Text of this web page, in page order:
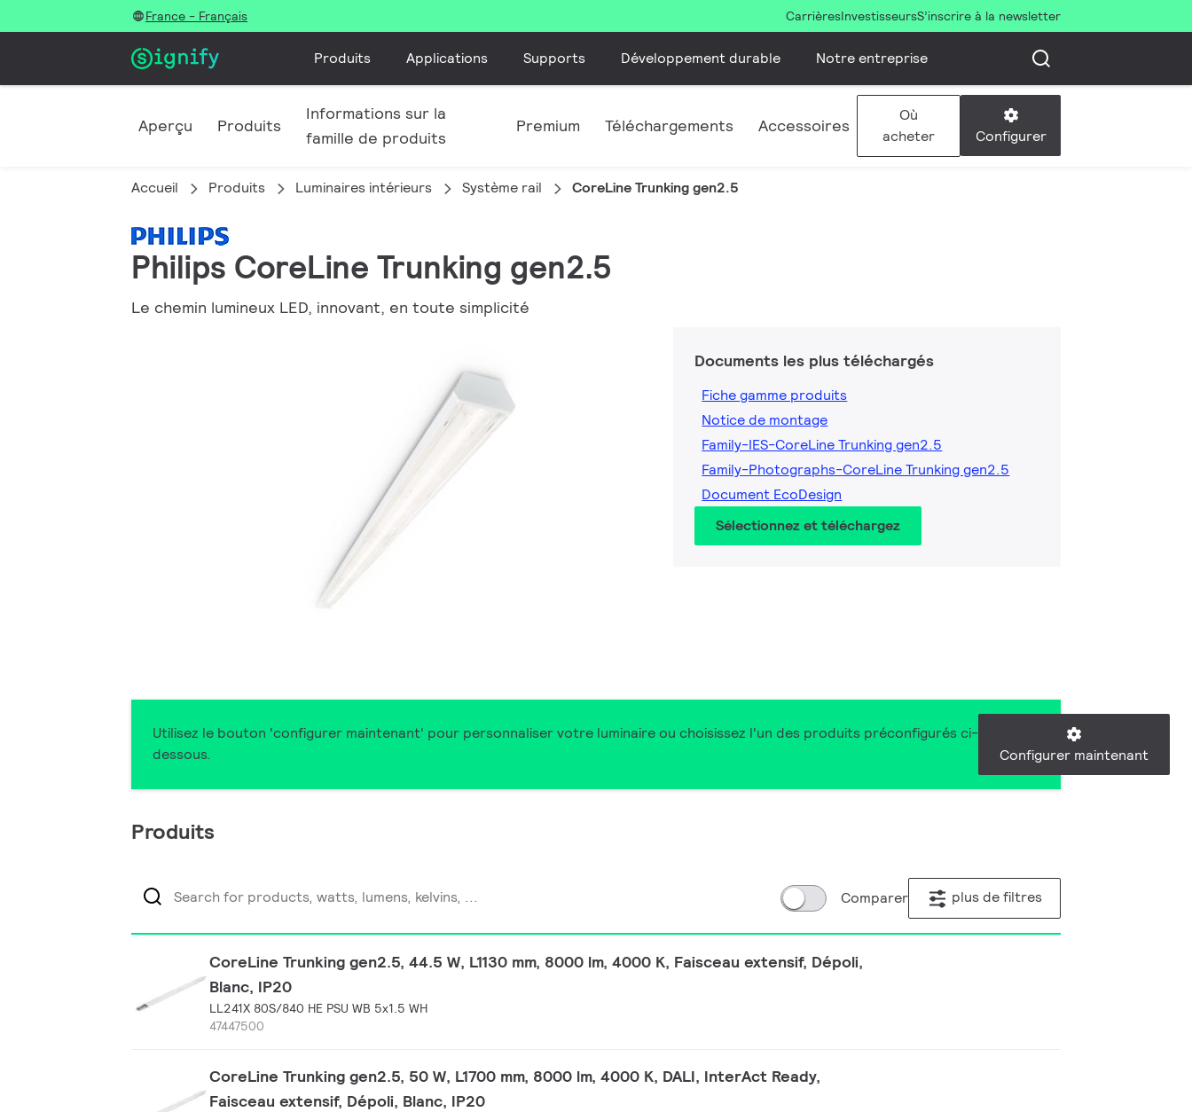
France - Français CarrièresInvestisseursS’inscrire à la newsletter
Produits Applications Supports Développement durable Notre entreprise
Aperçu Produits
Informations sur la
famille de produits
Premium Téléchargements Accessoires
Où
acheter
Configurer
Accueil Produits Luminaires intérieurs Système rail CoreLine Trunking gen2.5
Philips CoreLine Trunking gen2.5
Le chemin lumineux LED, innovant, en toute simplicité
Documents les plus téléchargés
Fiche gamme produits
Notice de montage
Family-IES-CoreLine Trunking gen2.5
Family-Photographs-CoreLine Trunking gen2.5
Document EcoDesign
Sélectionnez et téléchargez
Utilisez le bouton 'configurer maintenant' pour personnaliser votre luminaire ou choisissez l'un des produits préconfigurés ci-
dessous.
Configurer maintenant
Produits
Comparer plus de filtres
CoreLine Trunking gen2.5, 44.5 W, L1130 mm, 8000 lm, 4000 K, Faisceau extensif, Dépoli,
Blanc, IP20
LL241X 80S/840 HE PSU WB 5x1.5 WH
47447500
CoreLine Trunking gen2.5, 50 W, L1700 mm, 8000 lm, 4000 K, DALI, InterAct Ready,
Faisceau extensif, Dépoli, Blanc, IP20